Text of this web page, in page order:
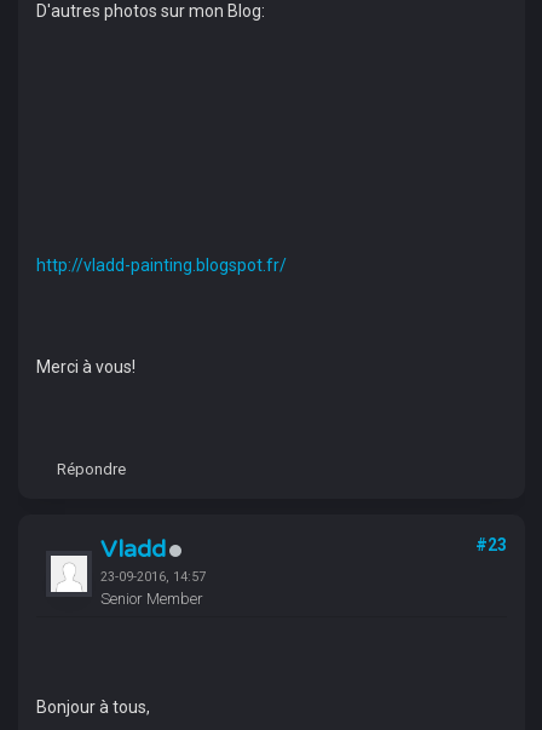
D'autres photos sur mon Blog:
http://vladd-painting.blogspot.fr/
Merci à vous!
Répondre
Vladd
23-09-2016, 14:57
Senior Member
#23
Bonjour à tous,